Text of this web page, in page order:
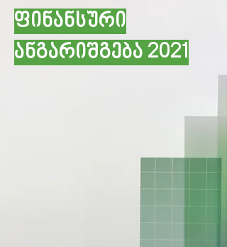
ფინანსური
ანგარიშგება 2021